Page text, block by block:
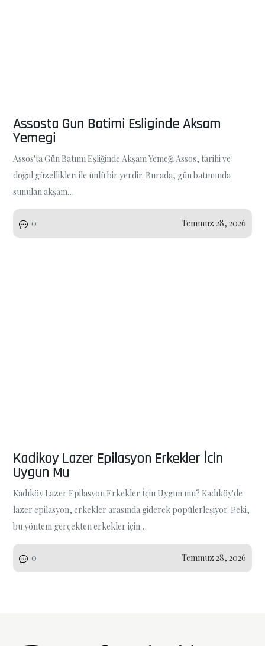
Assosta Gun Batimi Esliginde Aksam
Yemegi
Assos'ta Gün Batımı Eşliğinde Akşam Yemeği Assos, tarihi ve
doğal güzellikleri ile ünlü bir yerdir. Burada, gün batımında
sunulan akşam…
0 Temmuz 28, 2026
Kadikoy Lazer Epilasyon Erkekler İcin
Uygun Mu
Kadıköy Lazer Epilasyon Erkekler İçin Uygun mu? Kadıköy'de
lazer epilasyon, erkekler arasında giderek popülerleşiyor. Peki,
bu yöntem gerçekten erkekler için…
0 Temmuz 28, 2026